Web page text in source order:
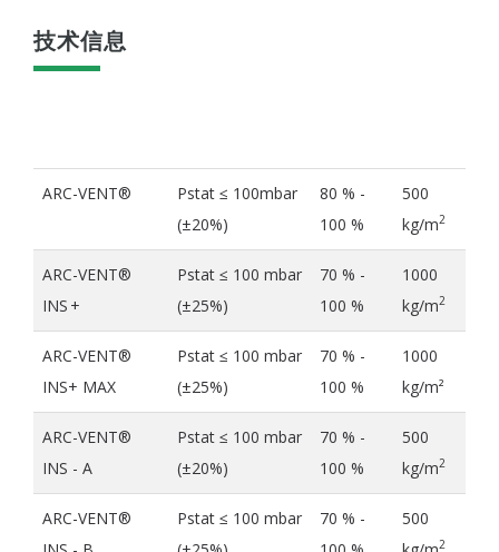
技术信息
ARC-VENT®
Pstat ≤ 100mbar
(±20%)
80 % -
100 %
500
kg/m2
ARC-VENT®
INS +
Pstat ≤ 100 mbar
(±25%)
70 % -
100 %
1000
kg/m2
ARC-VENT®
INS+ MAX
Pstat ≤ 100 mbar
(±25%)
70 % -
100 %
1000
kg/m²
ARC-VENT®
INS - A
Pstat ≤ 100 mbar
(±20%)
70 % -
100 %
500
kg/m2
ARC-VENT®
Pstat ≤ 100 mbar
70 % -
500
2